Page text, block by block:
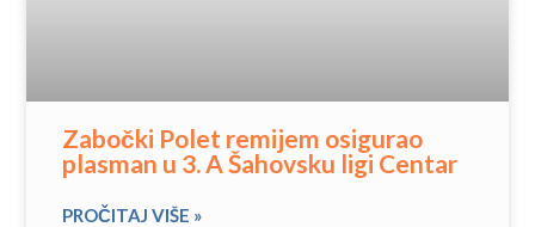
Zabočki Polet remijem osigurao
plasman u 3. A Šahovsku ligi Centar
PROČITAJ VIŠE »